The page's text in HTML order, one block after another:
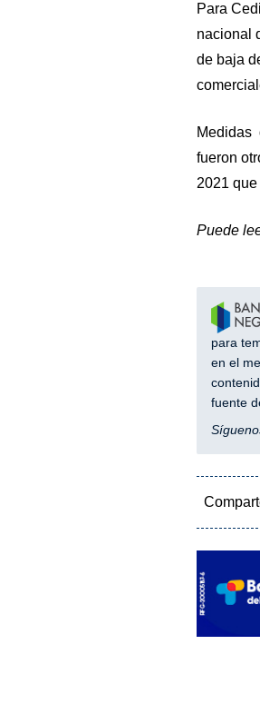
Para
nacional
de baja
Medidas
fueron
2021
Puede
para
en el
fuente